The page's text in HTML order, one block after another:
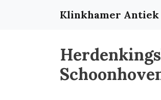
Klinkhamer Antiek